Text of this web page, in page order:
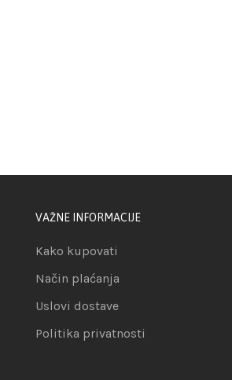
VAŽNE INFORMACIJE
Kako kupovati
Način plaćanja
Uslovi dostave
Politika privatnosti